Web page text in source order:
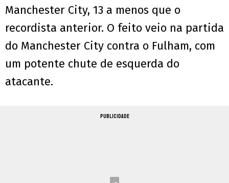
Manchester City, 13 a menos que o
recordista anterior. O feito veio na partida
do Manchester City contra o Fulham, com
um potente chute de esquerda do
atacante.
PUBLICIDADE